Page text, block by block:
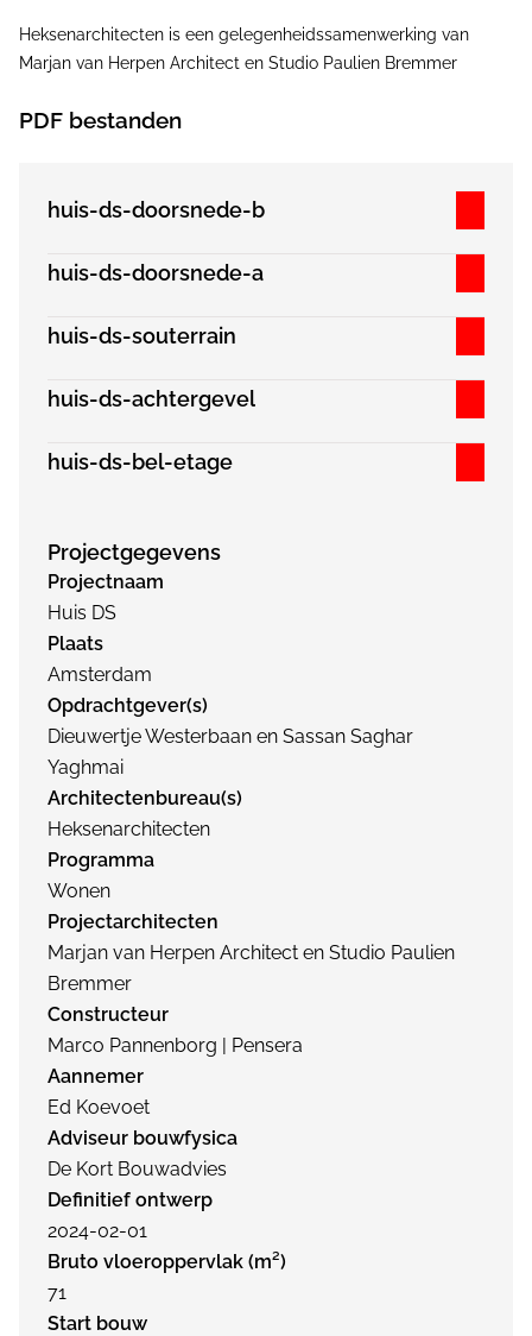
Heksenarchitecten is een gelegenheidssamenwerking van
Marjan van Herpen Architect en Studio Paulien Bremmer
PDF bestanden
huis-ds-doorsnede-b
huis-ds-doorsnede-a
huis-ds-souterrain
huis-ds-achtergevel
huis-ds-bel-etage
Projectgegevens
Projectnaam
Huis DS
Plaats
Amsterdam
Opdrachtgever(s)
Dieuwertje Westerbaan en Sassan Saghar
Yaghmai
Architectenbureau(s)
Heksenarchitecten
Programma
Wonen
Projectarchitecten
Marjan van Herpen Architect en Studio Paulien
Bremmer
Constructeur
Marco Pannenborg | Pensera
Aannemer
Ed Koevoet
Adviseur bouwfysica
De Kort Bouwadvies
Definitief ontwerp
2024-02-01
Bruto vloeroppervlak (m²)
71
Start bouw